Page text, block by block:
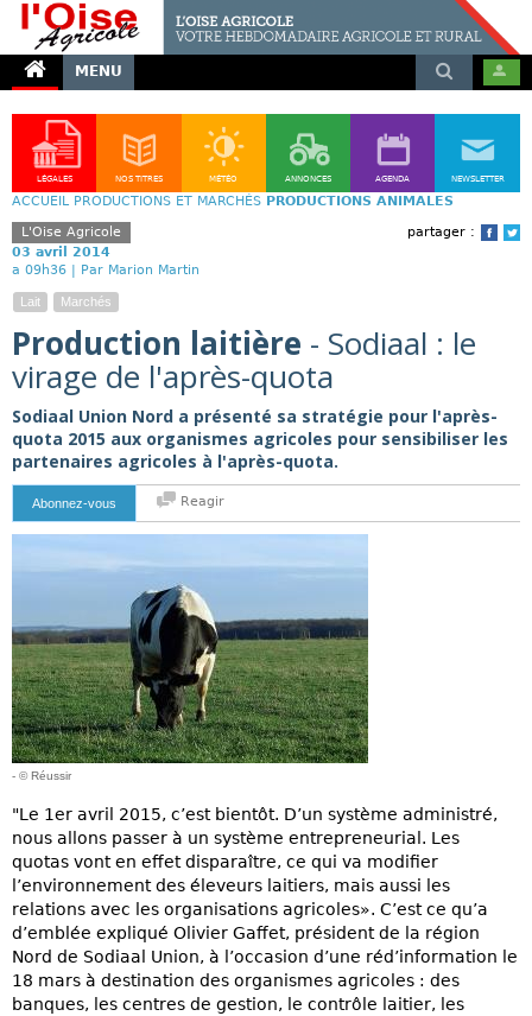
MENU
LÉGALES NOS TITRES MÉTÉO ANNONCES AGENDA NEWSLETTER
ACCUEIL PRODUCTIONS ET MARCHÉS PRODUCTIONS ANIMALES
partager :
L'Oise Agricole
03 avril 2014
a 09h36 | Par Marion Martin
Lait Marchés
Production laitière - Sodiaal : le
virage de l'après-quota
Sodiaal Union Nord a présenté sa stratégie pour l'après-
quota 2015 aux organismes agricoles pour sensibiliser les
partenaires agricoles à l'après-quota.
Abonnez-vous Reagir
- © Réussir
"Le 1er avril 2015, c’est bientôt. D’un système administré,
nous allons passer à un système entrepreneurial. Les
quotas vont en effet disparaître, ce qui va modifier
l’environnement des éleveurs laitiers, mais aussi les
relations avec les organisations agricoles». C’est ce qu’a
d’emblée expliqué Olivier Gaffet, président de la région
Nord de Sodiaal Union, à l’occasion d’une réd’information le
18 mars à destination des organismes agricoles : des
banques, les centres de gestion, le contrôle laitier, les